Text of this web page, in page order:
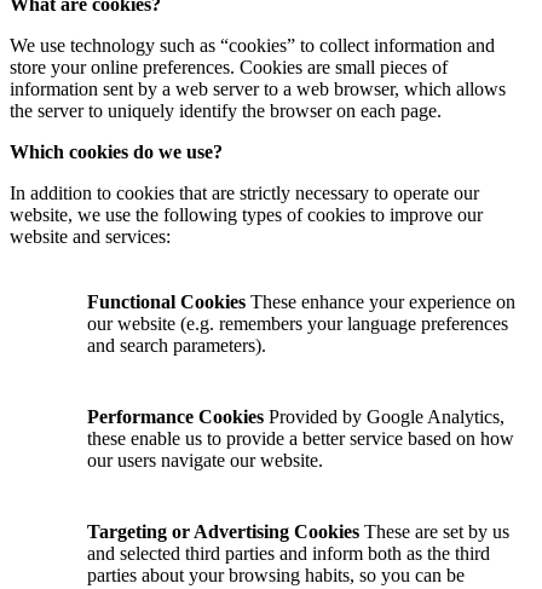
What are cookies?
We use technology such as “cookies” to collect information and
store your online preferences. Cookies are small pieces of
information sent by a web server to a web browser, which allows
the server to uniquely identify the browser on each page.
Which cookies do we use?
In addition to cookies that are strictly necessary to operate our
website, we use the following types of cookies to improve our
website and services:
Functional Cookies These enhance your experience on
our website (e.g. remembers your language preferences
and search parameters).
Performance Cookies Provided by Google Analytics,
these enable us to provide a better service based on how
our users navigate our website.
Targeting or Advertising Cookies These are set by us
and selected third parties and inform both as the third
parties about your browsing habits, so you can be